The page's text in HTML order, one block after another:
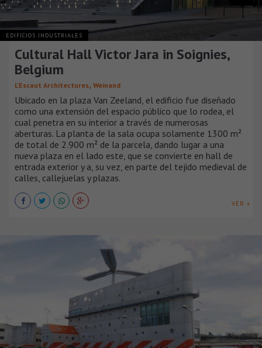
EDIFICIOS INDUSTRIALES
Cultural Hall Victor Jara in Soignies,
Belgium
L’Escaut Architectures, Weinand
Ubicado en la plaza Van Zeeland, el edificio fue diseñado
como una extensión del espacio público que lo rodea, el
cual penetra en su interior a través de numerosas
aberturas. La planta de la sala ocupa solamente 1300 m²
de total de 2.900 m² de la parcela, dando lugar a una
nueva plaza en el lado este, que se convierte en hall de
entrada exterior y a, su vez, en parte del tejido medieval de
calles, callejuelas y plazas.
VER +